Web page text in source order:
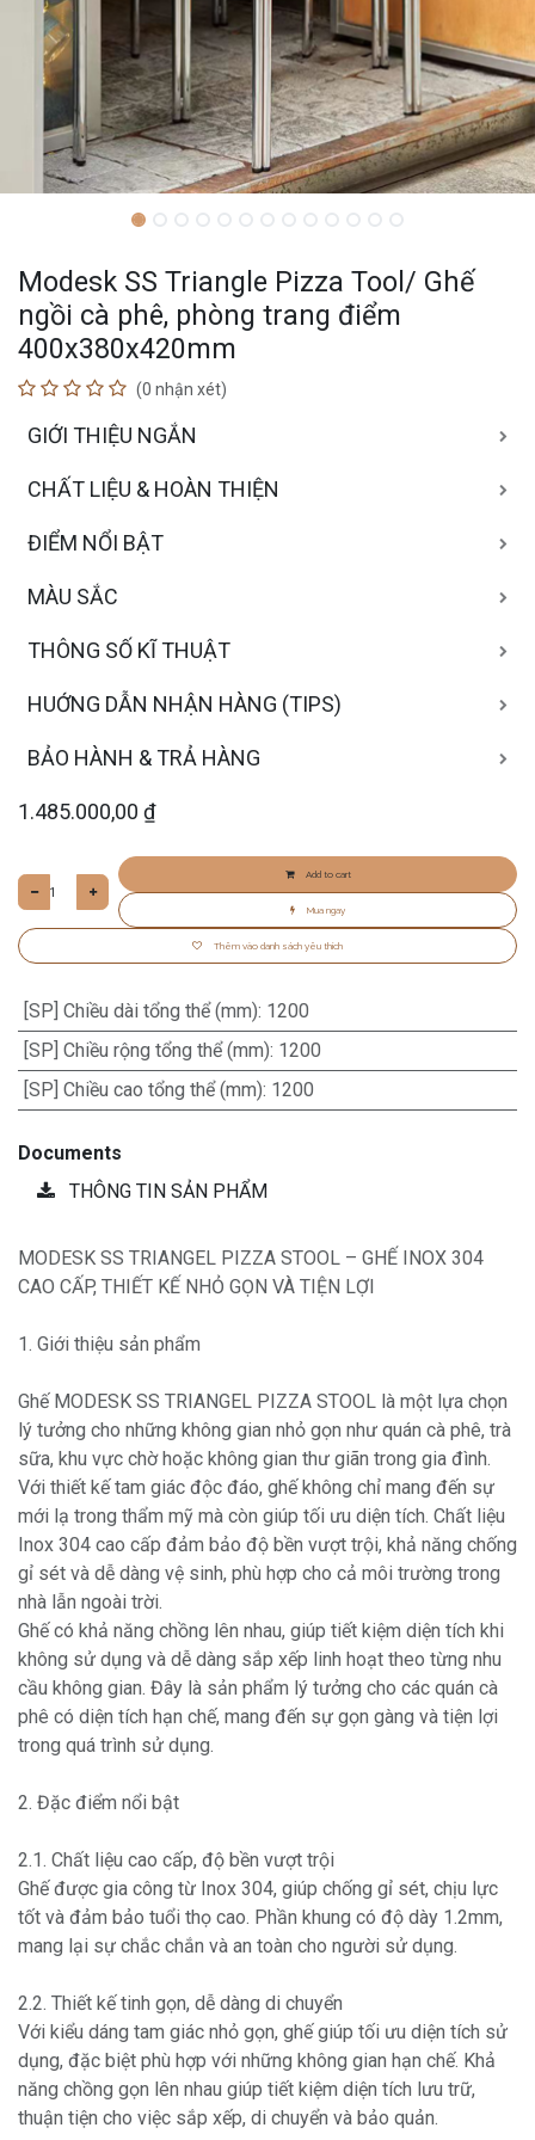
Modesk SS Triangle Pizza Tool/ Ghế
ngồi cà phê, phòng trang điểm
400x380x420mm
(0 nhận xét)
GIỚI THIỆU NGẮN
CHẤT LIỆU & HOÀN THIỆN
ĐIỂM NỔI BẬT
MÀU SẮC
THÔNG SỐ KĨ THUẬT
HUỚNG DẪN NHẬN HÀNG (TIPS)
BẢO HÀNH & TRẢ HÀNG
1.485.000,00 ₫
Add to cart
Mua ngay
Thêm vào danh sách yêu thích
[SP] Chiều dài tổng thể (mm): 1200
[SP] Chiều rộng tổng thể (mm): 1200
[SP] Chiều cao tổng thể (mm): 1200
Documents
THÔNG TIN SẢN PHẨM
MODESK SS TRIANGEL PIZZA STOOL – GHẾ INOX 304
CAO CẤP, THIẾT KẾ NHỎ GỌN VÀ TIỆN LỢI
1. Giới thiệu sản phẩm
Ghế MODESK SS TRIANGEL PIZZA STOOL là một lựa chọn
lý tưởng cho những không gian nhỏ gọn như quán cà phê, trà
sữa, khu vực chờ hoặc không gian thư giãn trong gia đình.
Với thiết kế tam giác độc đáo, ghế không chỉ mang đến sự
mới lạ trong thẩm mỹ mà còn giúp tối ưu diện tích. Chất liệu
Inox 304 cao cấp đảm bảo độ bền vượt trội, khả năng chống
gỉ sét và dễ dàng vệ sinh, phù hợp cho cả môi trường trong
nhà lẫn ngoài trời.
Ghế có khả năng chồng lên nhau, giúp tiết kiệm diện tích khi
không sử dụng và dễ dàng sắp xếp linh hoạt theo từng nhu
cầu không gian. Đây là sản phẩm lý tưởng cho các quán cà
phê có diện tích hạn chế, mang đến sự gọn gàng và tiện lợi
trong quá trình sử dụng.
2. Đặc điểm nổi bật
2.1. Chất liệu cao cấp, độ bền vượt trội
Ghế được gia công từ Inox 304, giúp chống gỉ sét, chịu lực
tốt và đảm bảo tuổi thọ cao. Phần khung có độ dày 1.2mm,
mang lại sự chắc chắn và an toàn cho người sử dụng.
2.2. Thiết kế tinh gọn, dễ dàng di chuyển
Với kiểu dáng tam giác nhỏ gọn, ghế giúp tối ưu diện tích sử
dụng, đặc biệt phù hợp với những không gian hạn chế. Khả
năng chồng gọn lên nhau giúp tiết kiệm diện tích lưu trữ,
thuận tiện cho việc sắp xếp, di chuyển và bảo quản.